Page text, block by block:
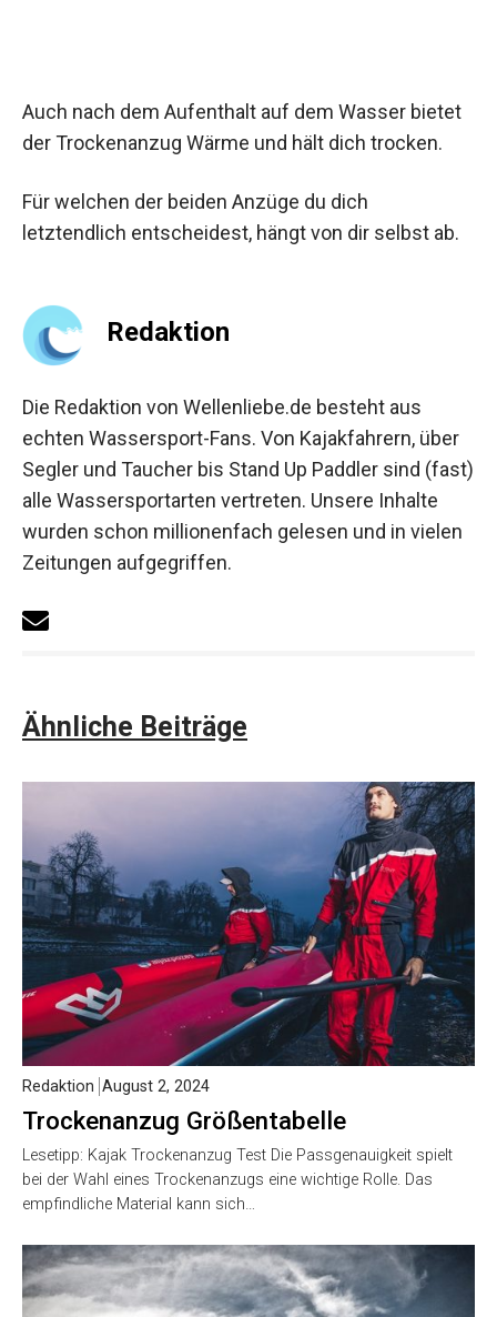
Auch nach dem Aufenthalt auf dem Wasser bietet
der Trockenanzug Wärme und hält dich trocken.
Für welchen der beiden Anzüge du dich
letztendlich entscheidest, hängt von dir selbst ab.
Redaktion
Die Redaktion von Wellenliebe.de besteht aus
echten Wassersport-Fans. Von Kajakfahrern, über
Segler und Taucher bis Stand Up Paddler sind (fast)
alle Wassersportarten vertreten. Unsere Inhalte
wurden schon millionenfach gelesen und in vielen
Zeitungen aufgegriffen.
Ähnliche Beiträge
Trockenanzug Größentabelle
Redaktion August 2, 2024
Lesetipp: Kajak Trockenanzug Test Die Passgenauigkeit spielt
bei der Wahl eines Trockenanzugs eine wichtige Rolle. Das
empfindliche Material kann sich…